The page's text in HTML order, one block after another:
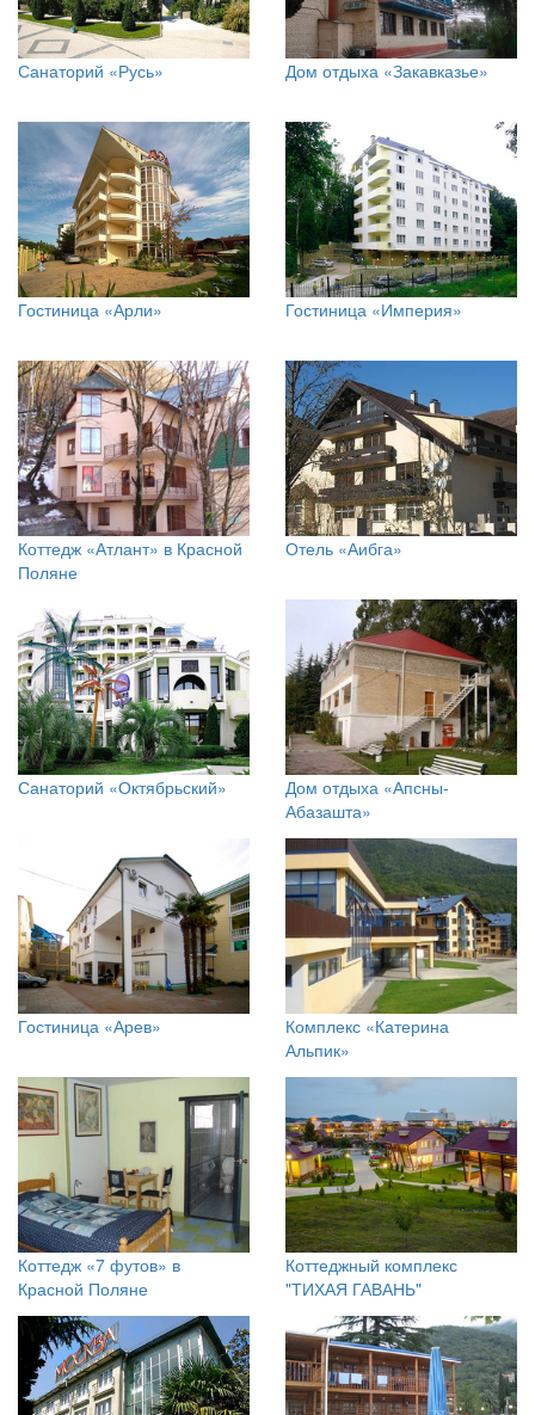
Санаторий «Русь» Дом отдыха «Закавказье»
Гостиница «Арли» Гостиница «Империя»
Коттедж «Атлант» в Красной
Поляне
Отель «Аибга»
Санаторий «Октябрьский»
Дом отдыха «Апсны-
Абазашта»
Гостиница «Арев»
Комплекс «Катерина
Альпик»
Коттедж «7 футов» в
Красной Поляне
Коттеджный комплекс
"ТИХАЯ ГАВАНЬ"